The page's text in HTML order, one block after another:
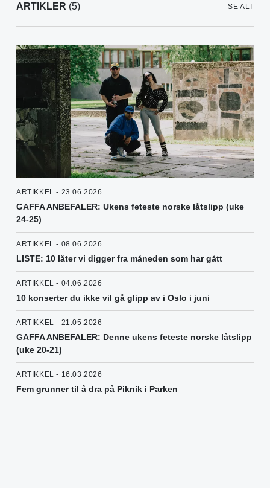
ARTIKLER (5) SE ALT
ARTIKKEL - 23.06.2026
GAFFA ANBEFALER: Ukens feteste norske låtslipp (uke
24-25)
ARTIKKEL - 08.06.2026
LISTE: 10 låter vi digger fra måneden som har gått
ARTIKKEL - 04.06.2026
10 konserter du ikke vil gå glipp av i Oslo i juni
ARTIKKEL - 21.05.2026
GAFFA ANBEFALER: Denne ukens feteste norske låtslipp
(uke 20-21)
ARTIKKEL - 16.03.2026
Fem grunner til å dra på Piknik i Parken